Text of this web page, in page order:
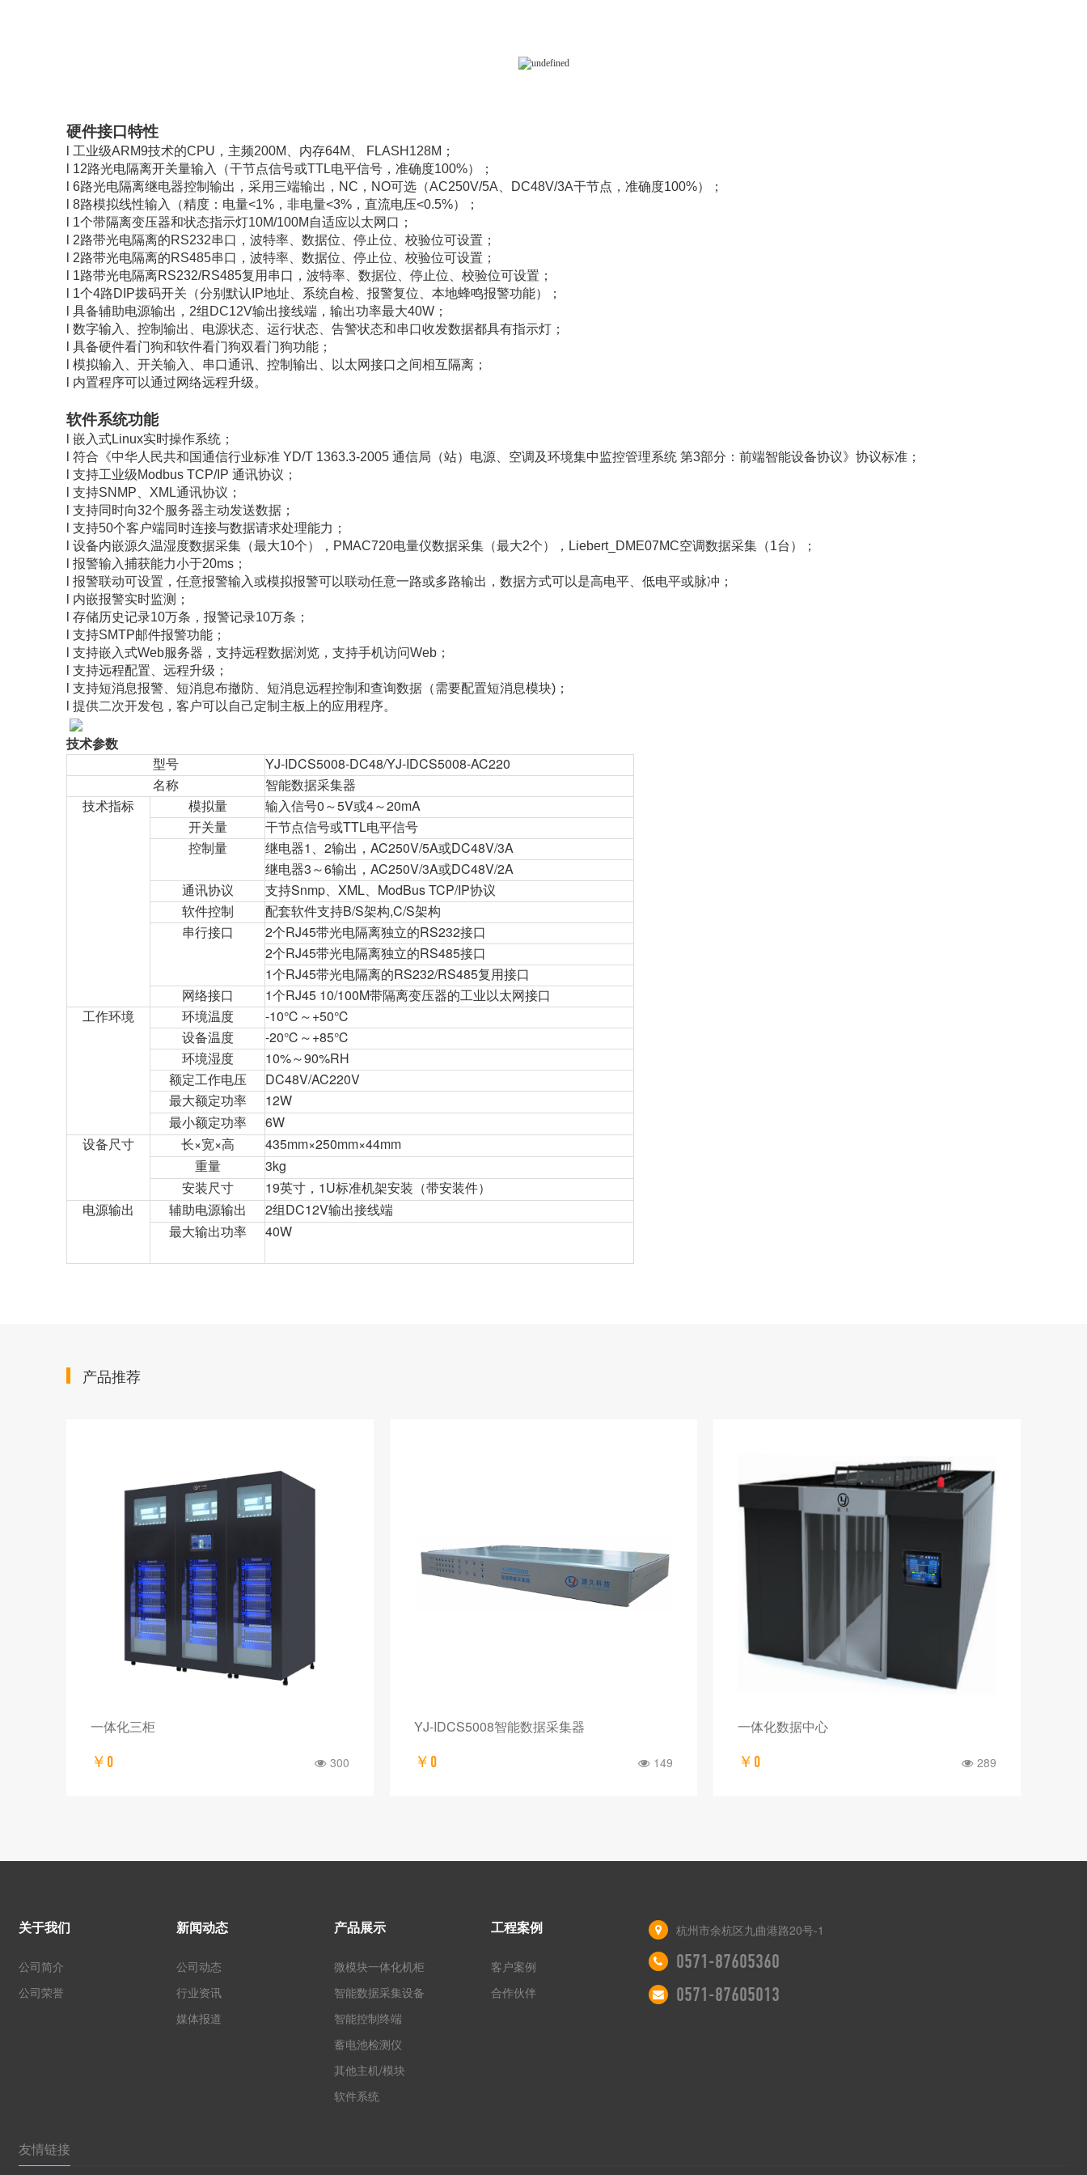
硬件接口特性
l 工业级ARM9技术的CPU，主频200M、内存64M、 FLASH128M；
l 12路光电隔离开关量输入（干节点信号或TTL电平信号，准确度100%）；
l 6路光电隔离继电器控制输出，采用三端输出，NC，NO可选（AC250V/5A、DC48V/3A干节点，准确度100%）；
l 8路模拟线性输入（精度：电量<1%，非电量<3%，直流电压<0.5%）；
l 1个带隔离变压器和状态指示灯10M/100M自适应以太网口；
l 2路带光电隔离的RS232串口，波特率、数据位、停止位、校验位可设置；
l 2路带光电隔离的RS485串口，波特率、数据位、停止位、校验位可设置；
l 1路带光电隔离RS232/RS485复用串口，波特率、数据位、停止位、校验位可设置；
l 1个4路DIP拨码开关（分别默认IP地址、系统自检、报警复位、本地蜂鸣报警功能）；
l 具备辅助电源输出，2组DC12V输出接线端，输出功率最大40W；
l 数字输入、控制输出、电源状态、运行状态、告警状态和串口收发数据都具有指示灯；
l 具备硬件看门狗和软件看门狗双看门狗功能；
l 模拟输入、开关输入、串口通讯、控制输出、以太网接口之间相互隔离；
l 内置程序可以通过网络远程升级。
软件系统功能
l 嵌入式Linux实时操作系统；
l 符合《中华人民共和国通信行业标准 YD/T 1363.3-2005 通信局（站）电源、空调及环境集中监控管理系统 第3部分：前端智能设备协议》协议标准；
l 支持工业级Modbus TCP/IP 通讯协议；
l 支持SNMP、XML通讯协议；
l 支持同时向32个服务器主动发送数据；
l 支持50个客户端同时连接与数据请求处理能力；
l 设备内嵌源久温湿度数据采集（最大10个），PMAC720电量仪数据采集（最大2个），Liebert_DME07MC空调数据采集（1台）；
l 报警输入捕获能力小于20ms；
l 报警联动可设置，任意报警输入或模拟报警可以联动任意一路或多路输出，数据方式可以是高电平、低电平或脉冲；
l 内嵌报警实时监测；
l 存储历史记录10万条，报警记录10万条；
l 支持SMTP邮件报警功能；
l 支持嵌入式Web服务器，支持远程数据浏览，支持手机访问Web；
l 支持远程配置、远程升级；
l 支持短消息报警、短消息布撤防、短消息远程控制和查询数据（需要配置短消息模块)；
l 提供二次开发包，客户可以自己定制主板上的应用程序。
技术参数
型号
YJ-IDCS5008-DC48/YJ-IDCS5008-AC220
名称
智能数据采集器
技术指标
模拟量
输入信号0～5V或4～20mA
开关量
干节点信号或TTL电平信号
控制量
继电器1、2输出，AC250V/5A或DC48V/3A
继电器3～6输出，AC250V/3A或DC48V/2A
通讯协议
支持Snmp、XML、ModBus TCP/IP协议
软件控制
配套软件支持B/S架构,C/S架构
串行接口
2个RJ45带光电隔离独立的RS232接口
2个RJ45带光电隔离独立的RS485接口
1个RJ45带光电隔离的RS232/RS485复用接口
网络接口
1个RJ45 10/100M带隔离变压器的工业以太网接口
工作环境
环境温度
-10℃～+50℃
设备温度
-20℃～+85℃
环境湿度
10%～90%RH
额定工作电压
DC48V/AC220V
最大额定功率
12W
最小额定功率
6W
设备尺寸
长×宽×高
435mm×250mm×44mm
重量
3kg
安装尺寸
19英寸，1U标准机架安装（带安装件）
电源输出
辅助电源输出
2组DC12V输出接线端
最大输出功率
40W
产品推荐
一体化三柜
￥0 300
YJ-IDCS5008智能数据采集器
￥0 149
一体化数据中心
￥0 289
关于我们
公司简介
公司荣誉
新闻动态
公司动态
行业资讯
媒体报道
产品展示
微模块一体化机柜
智能数据采集设备
智能控制终端
蓄电池检测仪
其他主机/模块
软件系统
工程案例
客户案例
合作伙伴
杭州市余杭区九曲港路20号-1
0571-87605360
0571-87605013
友情链接